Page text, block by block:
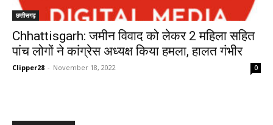
छत्तीसगढ़
Chhattisgarh: जमीन विवाद को लेकर 2 महिला सहित
पांच लोगों ने कांग्रेस अध्यक्ष किया हमला, हालत गंभीर
Clipper28 - November 18, 2022 0